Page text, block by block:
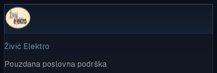
Živić Elektro
Pouzdana poslovna podrška